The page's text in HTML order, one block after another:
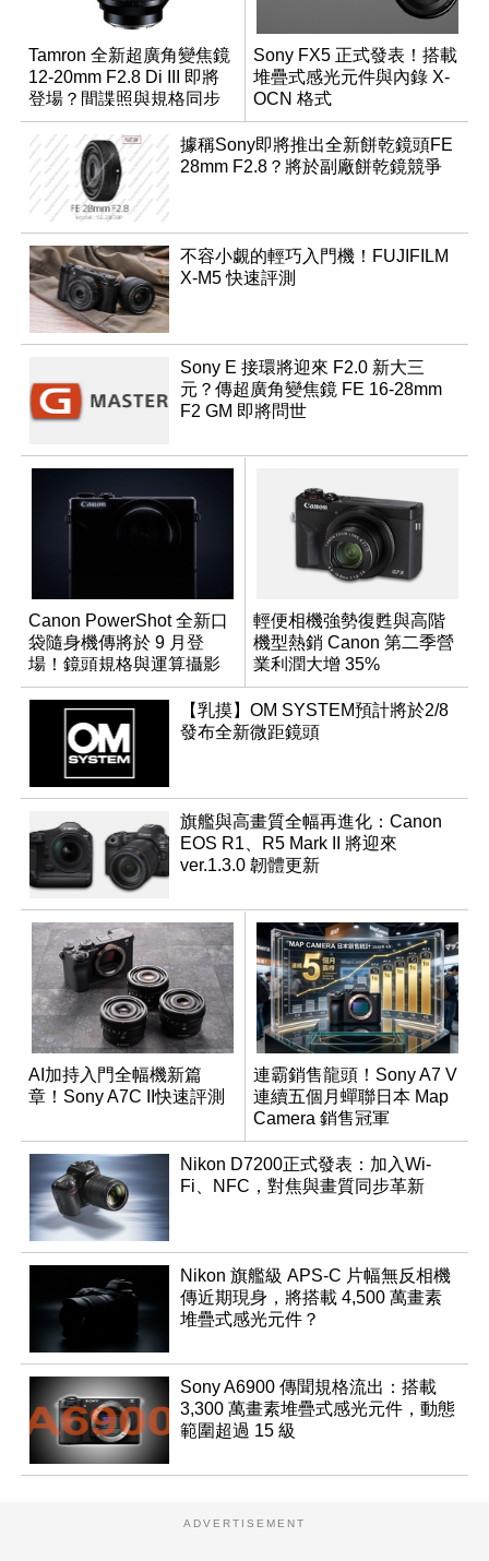
Tamron 全新超廣角變焦鏡
12-20mm F2.8 Di III 即將
登場？間諜照與規格同步
流出
Sony FX5 正式發表！搭載
堆疊式感光元件與內錄 X-
OCN 格式
據稱Sony即將推出全新餅乾鏡頭FE
28mm F2.8？將於副廠餅乾鏡競爭
不容小覷的輕巧入門機！FUJIFILM
X-M5 快速評測
Sony E 接環將迎來 F2.0 新大三
元？傳超廣角變焦鏡 FE 16-28mm
F2 GM 即將問世
Canon PowerShot 全新口
袋隨身機傳將於 9 月登
場！鏡頭規格與運算攝影
升級成為焦點
輕便相機強勢復甦與高階
機型熱銷 Canon 第二季營
業利潤大增 35%
【乳摸】OM SYSTEM預計將於2/8
發布全新微距鏡頭
旗艦與高畫質全幅再進化：Canon
EOS R1、R5 Mark II 將迎來
ver.1.3.0 韌體更新
AI加持入門全幅機新篇
章！Sony A7C II快速評測
連霸銷售龍頭！Sony A7 V
連續五個月蟬聯日本 Map
Camera 銷售冠軍
Nikon D7200正式發表：加入Wi-
Fi、NFC，對焦與畫質同步革新
Nikon 旗艦級 APS-C 片幅無反相機
傳近期現身，將搭載 4,500 萬畫素
堆疊式感光元件？
Sony A6900 傳聞規格流出：搭載
3,300 萬畫素堆疊式感光元件，動態
範圍超過 15 級
ADVERTISEMENT